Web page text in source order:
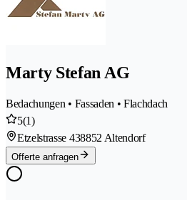
Marty Stefan AG
Bedachungen • Fassaden • Flachdach
5(1)
Etzelstrasse 438852 Altendorf
Offerte anfragen